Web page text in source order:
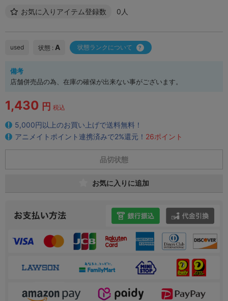
お気に入りアイテム登録数 0人
used 状態 : A 状態ランクについて
備考
店舗併売品の為、在庫の確保が出来ない事がございます。
1,430 円 税込
5,000円以上のお買い上げで送料無料！
アニメイトポイント連携済みで2%還元！ 26ポイント
品切状態
お気に入りに追加